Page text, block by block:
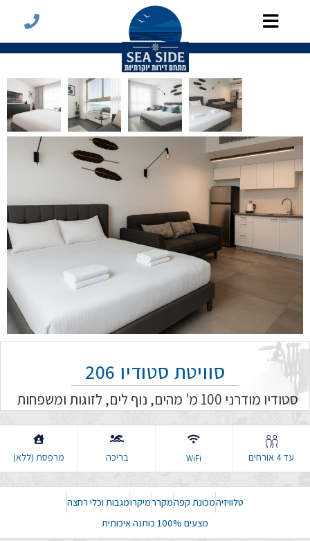
סוויטת סטודיו 206
סטודיו מודרני 100 מ' מהים, נוף לים, לזוגות ומשפחות
עד 4 אורחים WiFi בריכה מרפסת (ללא)
טלוויזיהמכונת קפהמקררמיקרומגבות וכלי רחצה
מצעים 100% כותנה איכותית